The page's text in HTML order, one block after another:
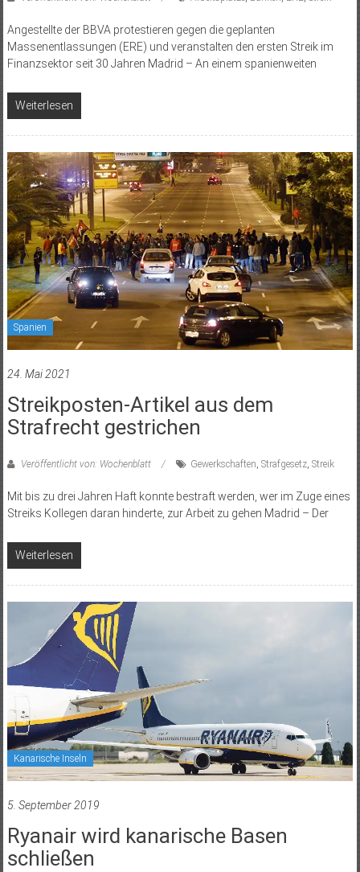
Angestellte der BBVA protestieren gegen die geplanten
Massenentlassungen (ERE) und veranstalten den ersten Streik im
Finanzsektor seit 30 Jahren Madrid – An einem spanienweiten
Weiterlesen
Spanien
24. Mai 2021
Streikposten-Artikel aus dem
Strafrecht gestrichen
Veröffentlicht von: Wochenblatt Gewerkschaften Strafgesetz, Streik
Mit bis zu drei Jahren Haft konnte bestraft werden, wer im Zuge eines
Streiks Kollegen daran hinderte, zur Arbeit zu gehen Madrid – Der
Weiterlesen
Kanarische Inseln
5. September 2019
Ryanair wird kanarische Basen
schließen